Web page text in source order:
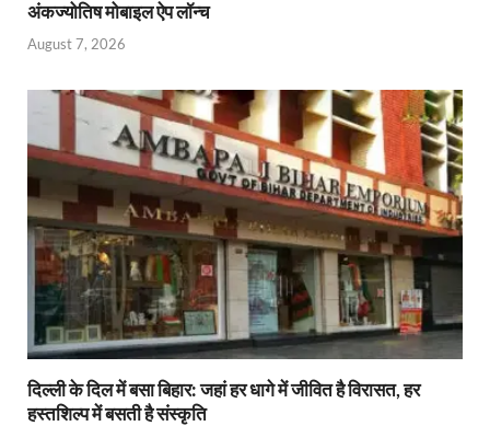
अंकज्योतिष मोबाइल ऐप लॉन्च
August 7, 2026
दिल्ली के दिल में बसा बिहार: जहां हर धागे में जीवित है विरासत, हर
हस्तशिल्प में बसती है संस्कृति